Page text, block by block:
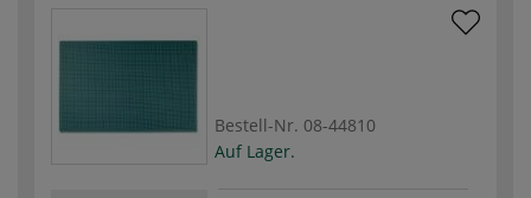
Bestell-Nr. 08-44810
Auf Lager.